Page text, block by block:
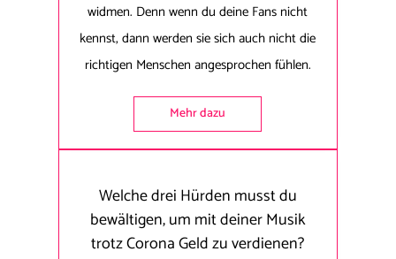
widmen. Denn wenn du deine Fans nicht
kennst, dann werden sie sich auch nicht die
richtigen Menschen angesprochen fühlen.
Mehr dazu
Welche drei Hürden musst du
bewältigen, um mit deiner Musik
trotz Corona Geld zu verdienen?